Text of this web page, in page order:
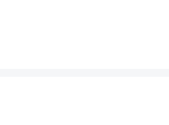
新时代中国特色